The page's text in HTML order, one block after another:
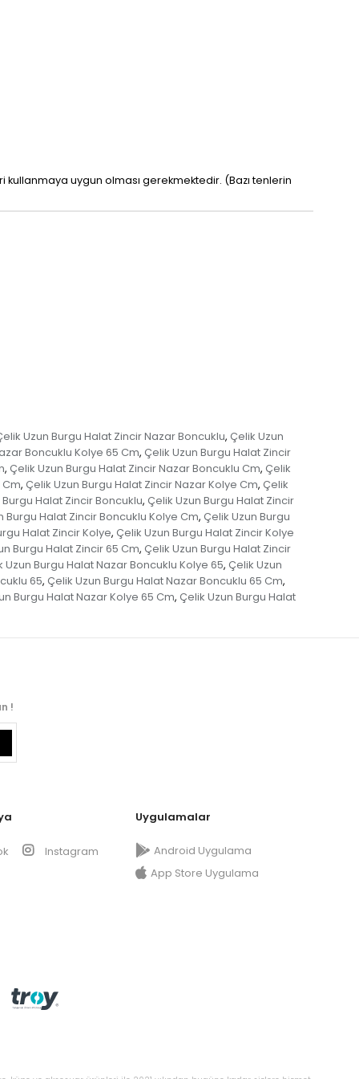
uygun olması gerekmektedir. (Bazı tenlerin
Uzun Burgu Halat Zincir Nazar Boncuklu, Çelik Uzun
Boncuklu Kolye 65 Cm, Çelik Uzun Burgu Halat Zincir
, Çelik Uzun Burgu Halat Zincir Nazar Boncuklu Cm, Çelik
, Çelik Uzun Burgu Halat Zincir Nazar Kolye Cm, Çelik
Halat Zincir Boncuklu, Çelik Uzun Burgu Halat Zincir
Burgu Halat Zincir Boncuklu Kolye Cm, Çelik Uzun Burgu
Halat Zincir Kolye, Çelik Uzun Burgu Halat Zincir Kolye
Burgu Halat Zincir 65 Cm, Çelik Uzun Burgu Halat Zincir
Uzun Burgu Halat Nazar Boncuklu Kolye 65, Çelik Uzun
65, Çelik Uzun Burgu Halat Nazar Boncuklu 65 Cm,
Burgu Halat Nazar Kolye 65 Cm, Çelik Uzun Burgu Halat
!
Instagram
Uygulamalar
Android Uygulama
App Store Uygulama